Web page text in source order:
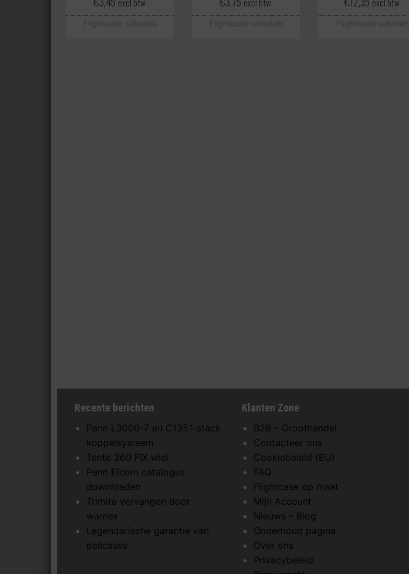
Flightcase schotels Flightcase schotels Flightcase schotels
Recente berichten
Penn L3000-7 en C1351-stack
koppelsysteem
Tente 360 FIX wiel
Penn Elcom catalogus
downloaden
Trimite vervangen door
warnex
Legendarische garantie van
pelicases
Klanten Zone
B2B – Groothandel
Contacteer ons
Cookiebeleid (EU)
FAQ
Flightcase op maat
Mijn Account
Nieuws – Blog
Onderhoud pagina
Over ons
Privacybeleid